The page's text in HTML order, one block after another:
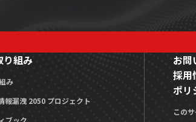
り組み
み
報漏洩 2050 プロジェクト
ブック
お問
採用
ポリ
この